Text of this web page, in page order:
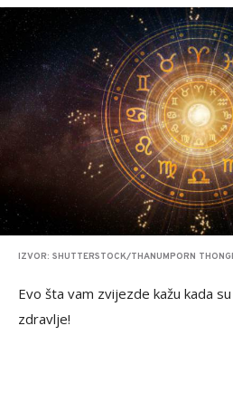
IZVOR: SHUTTERSTOCK/THANUMPORN
Evo šta vam zvijezde kažu kada
zdravlje!